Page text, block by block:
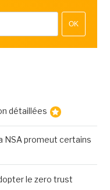
OK
détaillées
NSA promeut certains
le zero trust